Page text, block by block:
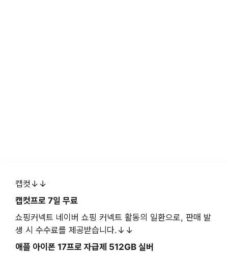
캡컷↓↓
캡컷프로 7일 무료
쇼핑커넥트 네이버 쇼핑 커넥트 활동의 일환으로, 판매 발
생 시 수수료를 제공받습니다.↓↓
애플 아이폰 17프로 자급제 512GB 실버